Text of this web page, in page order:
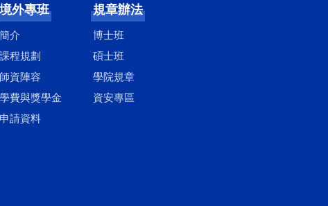
境外專班
簡介
課程規劃
師資陣容
學費與獎學金
申請資料
規章辦法
博士班
碩士班
學院規章
資安專區